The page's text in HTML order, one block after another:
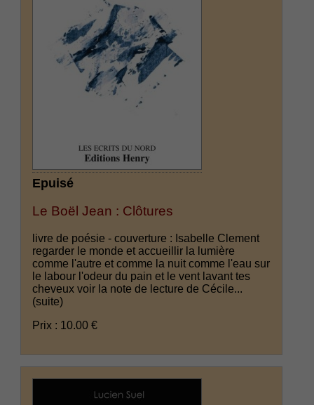
Epuisé
Le Boël Jean : Clôtures
livre de poésie - couverture : Isabelle Clement
regarder le monde et accueillir la lumière
comme l'autre et comme la nuit comme l'eau sur
le labour l'odeur du pain et le vent lavant tes
cheveux voir la note de lecture de Cécile...
(suite)
Prix : 10.00 €